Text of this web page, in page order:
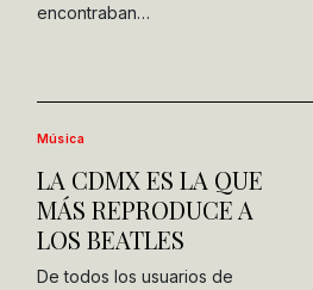
encontraban…
Música
LA CDMX ES LA QUE
MÁS REPRODUCE A
LOS BEATLES
De todos los usuarios de